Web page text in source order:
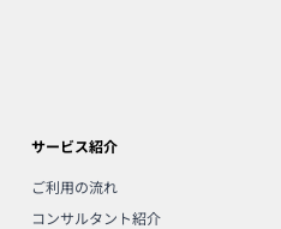
サービス紹介
ご利用の流れ
コンサルタント紹介